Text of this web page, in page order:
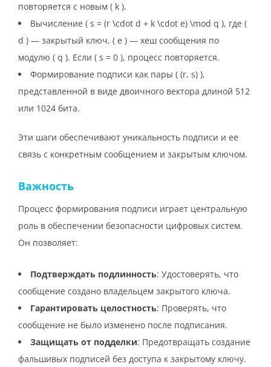
повторяется с новым ( k ).
Вычисление ( s = (r \cdot d + k \cdot e) \mod q ), где (
d ) — закрытый ключ, ( e ) — хеш сообщения по
модулю ( q ). Если ( s = 0 ), процесс повторяется.
Формирование подписи как пары ( (r, s) ),
представленной в виде двоичного вектора длиной 512
или 1024 бита.
Эти шаги обеспечивают уникальность подписи и ее
связь с конкретным сообщением и закрытым ключом.
Важность
Процесс формирования подписи играет центральную
роль в обеспечении безопасности цифровых систем.
Он позволяет:
Подтверждать подлинность: Удостоверять, что
сообщение создано владельцем закрытого ключа.
Гарантировать целостность: Проверять, что
сообщение не было изменено после подписания.
Защищать от подделки: Предотвращать создание
фальшивых подписей без доступа к закрытому ключу.